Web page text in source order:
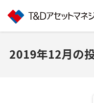
2019年12月の